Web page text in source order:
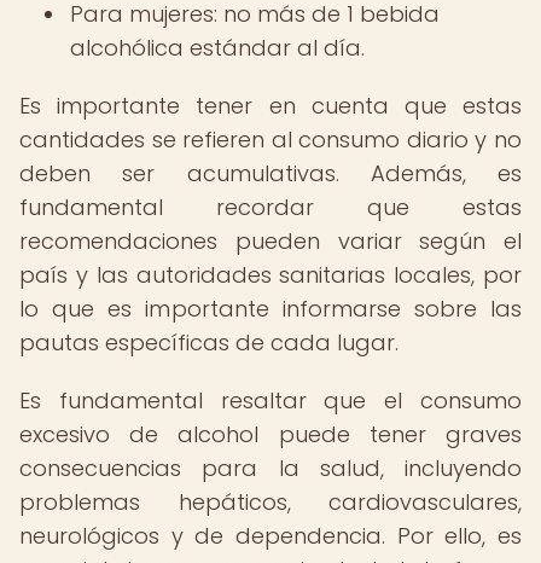
Para mujeres: no más de 1 bebida
alcohólica estándar al día.
Es importante tener en cuenta que estas
cantidades se refieren al consumo diario y no
deben ser acumulativas. Además, es
fundamental recordar que estas
recomendaciones pueden variar según el
país y las autoridades sanitarias locales, por
lo que es importante informarse sobre las
pautas específicas de cada lugar.
Es fundamental resaltar que el consumo
excesivo de alcohol puede tener graves
consecuencias para la salud, incluyendo
problemas hepáticos, cardiovasculares,
neurológicos y de dependencia. Por ello, es